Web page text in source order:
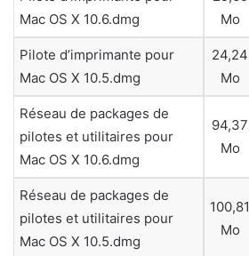
Mac OS X 10.6.dmg
Mo
Pilote d’imprimante pour
Mac OS X 10.5.dmg
24,24
Mo
Réseau de packages de
pilotes et utilitaires pour
Mac OS X 10.6.dmg
94,37
Mo
Réseau de packages de
pilotes et utilitaires pour
Mac OS X 10.5.dmg
100,81
Mo